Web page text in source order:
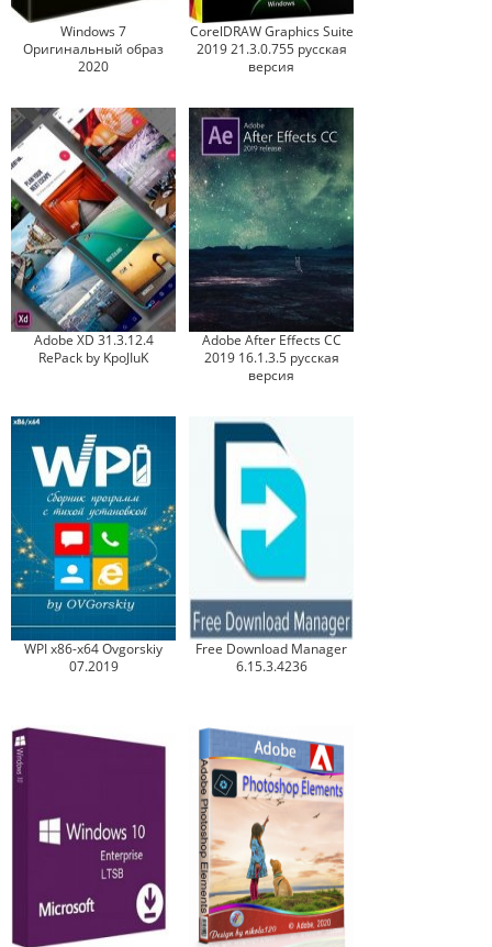
Windows 7
Оригинальный образ
2020
CorelDRAW Graphics Suite
2019 21.3.0.755 русская
версия
Adobe XD 31.3.12.4
RePack by KpoJIuK
Adobe After Effects CC
2019 16.1.3.5 русская
версия
WPI x86-x64 Ovgorskiy
07.2019
Free Download Manager
6.15.3.4236